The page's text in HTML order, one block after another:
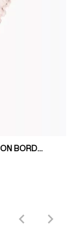
PACK DE 3 CALZONES THONG CON BORDE SOBREHILADO